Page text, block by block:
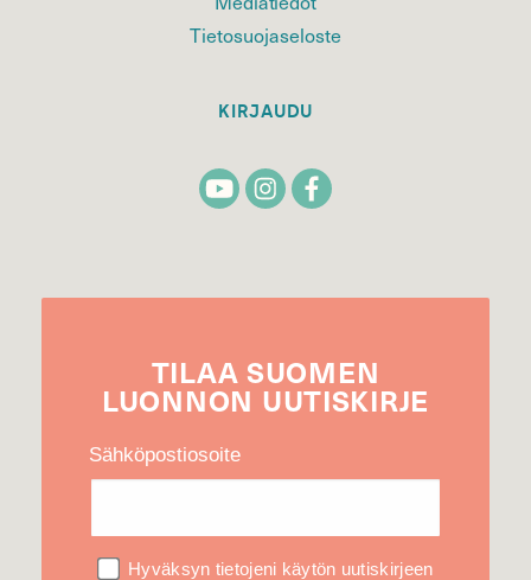
Tietosuojaseloste
KIRJAUDU
TILAA SUOMEN
LUONNON UUTIS­KIRJE
Sähköpostiosoite
Hyväksyn tietojeni käytön uutiskirjeen